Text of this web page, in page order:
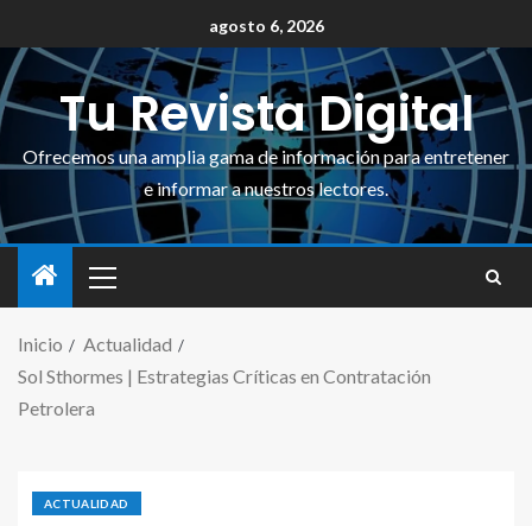
agosto 6, 2026
Tu Revista Digital
Ofrecemos una amplia gama de información para entretener
e informar a nuestros lectores.
Inicio
Actualidad
Sol Sthormes | Estrategias Críticas en Contratación
Petrolera
ACTUALIDAD